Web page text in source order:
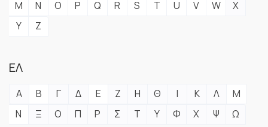
M
N O P Q R S T U V W
X
Y
Z
ΕΛ
Α Β Γ Δ Ε Ζ Η Θ Ι Κ Λ
Μ
Ν
Ξ Ο Π Ρ Σ Τ Υ Φ Χ Ψ Ω